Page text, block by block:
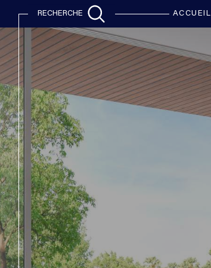
ACCUEIL
RECHERCHE
Acheter
de l'ancien
de l'ancien
TYPE DE BIEN